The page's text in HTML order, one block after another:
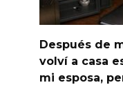
Después de
volví a casa
mi esposa,